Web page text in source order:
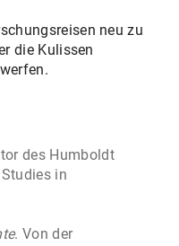
neu zu
die Kulissen
des Humboldt
in
. Von der